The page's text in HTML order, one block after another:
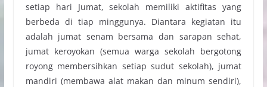
setiap hari Jumat, sekolah memiliki aktifitas yang
berbeda di tiap minggunya. Diantara kegiatan itu
adalah jumat senam bersama dan sarapan sehat,
jumat keroyokan (semua warga sekolah bergotong
royong membersihkan setiap sudut sekolah), jumat
mandiri (membawa alat makan dan minum sendiri),